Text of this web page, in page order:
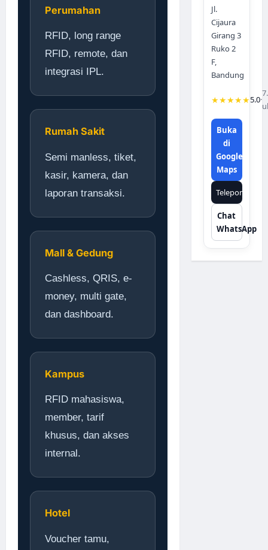
Perumahan
RFID, long range
RFID, remote, dan
integrasi IPL.
Rumah Sakit
Semi manless, tiket,
kasir, kamera, dan
laporan transaksi.
Mall & Gedung
Cashless, QRIS, e-
money, multi gate,
dan dashboard.
Kampus
RFID mahasiswa,
member, tarif
khusus, dan akses
internal.
Hotel
Voucher tamu,
Jl.
Cijaura
Girang 3
Ruko 2
F,
Bandung
★★★★★5.0·
Buka
di
Google
Maps
Telepon
Chat
WhatsApp